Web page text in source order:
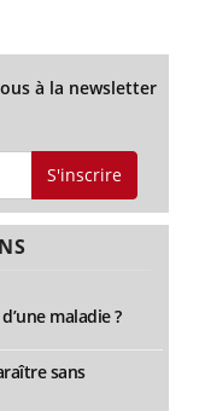
à la newsletter
S'inscrire
maladie ?
sans